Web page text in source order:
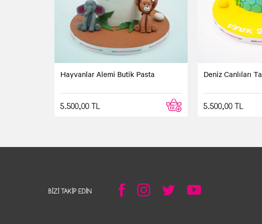
Online sipariş formunu doldurarak 5 yaşına giren
birlikte tadıyla da hem bizi hem de misafirlermizi
Hayvanlar Alemi Butik Pasta
5.500,00 TL
Deniz Canlıları
5.500,00 TL
BIZI TAKIP EDIN